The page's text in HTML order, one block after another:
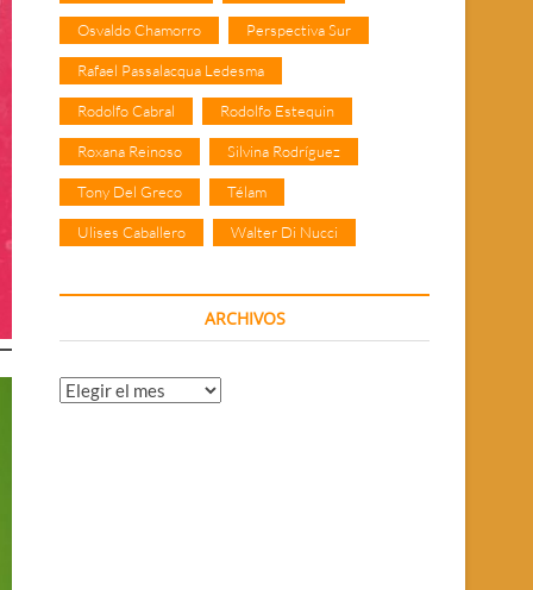
Osvaldo Chamorro Perspectiva Sur
Rafael Passalacqua Ledesma
Rodolfo Cabral Rodolfo Estequin
Roxana Reinoso Silvina Rodríguez
Tony Del Greco Télam
Ulises Caballero Walter Di Nucci
ARCHIVOS
Archivos